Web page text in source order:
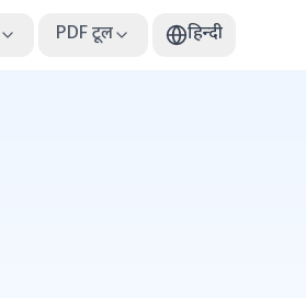
PDF टूल हिन्दी